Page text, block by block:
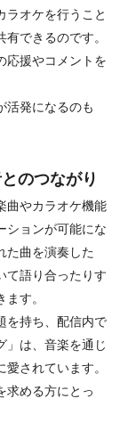
ラオケを行うこと
できるのです。
応援やコメントを
活発になるのも
のつながり
曲やカラオケ機能
ションが可能にな
た曲を演奏した
て語り合ったりす
す。
を持ち、配信内で
」は、音楽を通じ
されています。
求める方にとっ